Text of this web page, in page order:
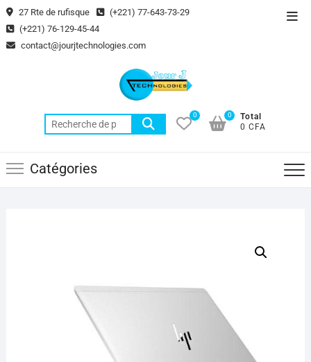
Skip
to
content
27 Rte de rufisque
(+221) 77-643-73-29
(+221) 76-129-45-44
contact@jourjtechnologies.com
Recherche
pour :
0
Total
0 CFA
0
Catégories